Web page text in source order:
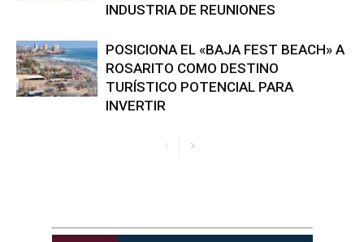
INDUSTRIA DE REUNIONES
POSICIONA EL «BAJA FEST BEACH» A
ROSARITO COMO DESTINO
TURÍSTICO POTENCIAL PARA
INVERTIR